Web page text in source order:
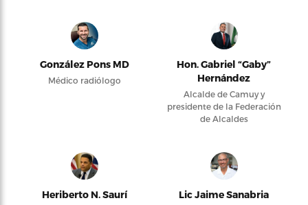
González Pons MD
Médico radiólogo
Hon. Gabriel “Gaby”
Hernández
Alcalde de Camuy y
presidente de la Federación
de Alcaldes
Heriberto N. Saurí Lic Jaime Sanabria